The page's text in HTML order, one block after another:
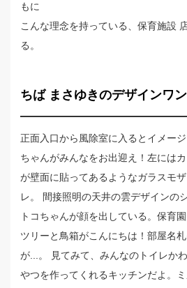
もに
こんな理念を持っている、保育施設
る。
ちば まさゆきのデザインワ
正面入口から風除室に入るとイメー
ちゃんがみんなをお出迎え！左には
が壁面に貼ってあるようなガラスモ
レ。 間接照明の天井の雲デザインの
トコちゃんが顔を出している。保育
ツリーと鳥箱がこんにちは！部屋名
が...。 見てみて、みんなのトイレか
やつを作ってくれるキッチンだよ。